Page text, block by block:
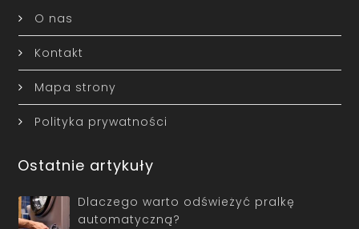
O nas
Kontakt
Mapa strony
Polityka prywatności
Ostatnie artykuły
Dlaczego warto odświeżyć pralkę
automatyczną?